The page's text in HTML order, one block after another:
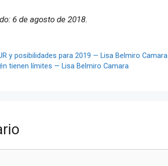
6 de agosto de 2018.
y posibilidades para 2019 — Lisa Belmiro Camara
tienen límites — Lisa Belmiro Camara